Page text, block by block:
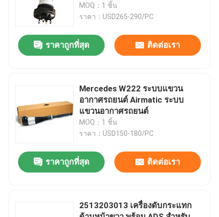
เกี่ยวกับเรา
ทัวร์โรงงาน
ติดต่อเรา
ข่าว
ระบบแขวนอากาศรถ
MOQ：1 ชิ้น
ราคา：USD265-290/PC
ราคาถูกที่สุด ติดต่อเรา
Mercedes W222 ระบบแขวน
อากาศรถยนต์ Airmatic ระบบ
แขวนอากาศรถยนต์
MOQ：1 ชิ้น
ราคา：USD150-180/PC
ราคาถูกที่สุด ติดต่อเรา
2513203013 เครื่องดับกระแทก